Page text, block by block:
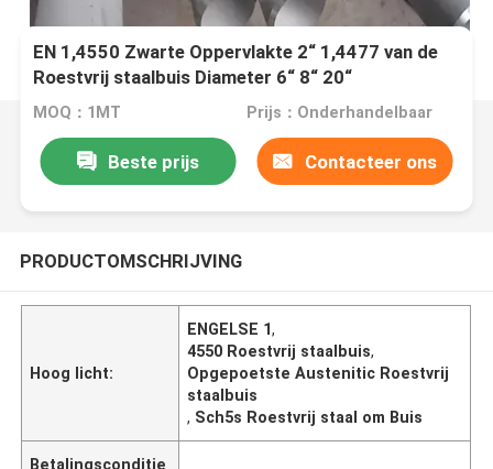
EN 1,4550 Zwarte Oppervlakte 2“ 1,4477 van de
Roestvrij staalbuis Diameter 6“ 8“ 20“
MOQ：1MT Prijs：Onderhandelbaar
Beste prijs Contacteer ons
PRODUCTOMSCHRIJVING
Hoog licht:
ENGELSE 1,
4550 Roestvrij staalbuis,
Opgepoetste Austenitic Roestvrij
staalbuis
, Sch5s Roestvrij staal om Buis
Betalingsconditie